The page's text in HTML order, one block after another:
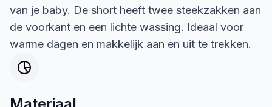
van je baby. De short heeft twee steekzakken aan
de voorkant en een lichte wassing. Ideaal voor
warme dagen en makkelijk aan en uit te trekken.